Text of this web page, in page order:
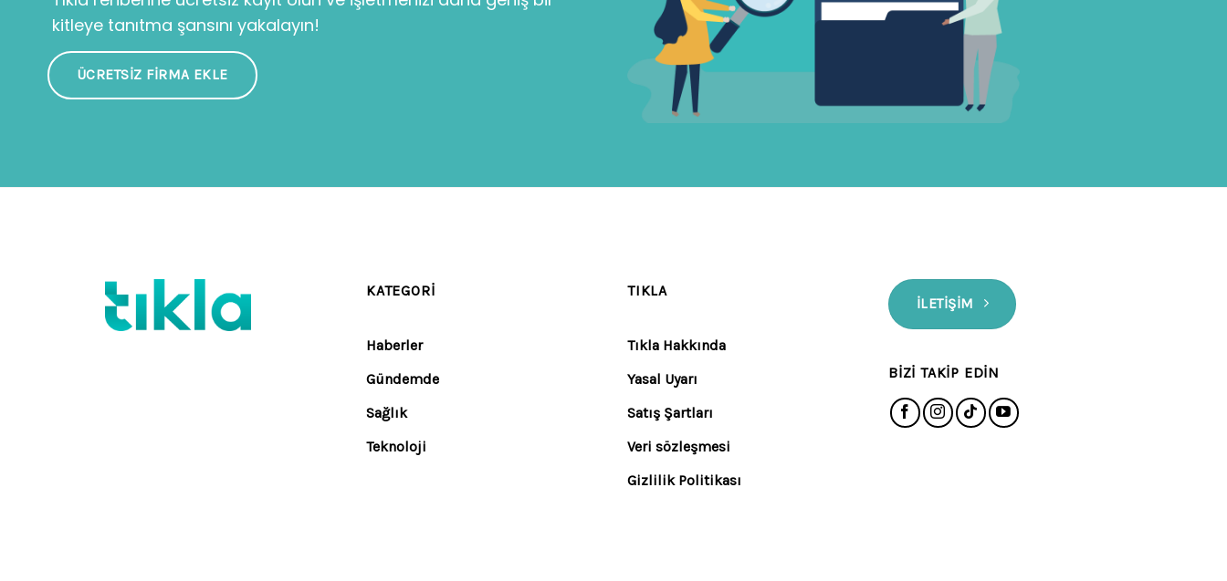
kitleye tanıtma şansını yakalayın!
ÜCRETSIZ FIRMA EKLE
KATEGORI
Haberler
Gündemde
Sağlık
Teknoloji
TIKLA
Tıkla Hakkında
Yasal Uyarı
Satış Şartları
Veri sözleşmesi
Gizlilik Politikası
İLETIŞIM
BIZI TAKIP EDIN